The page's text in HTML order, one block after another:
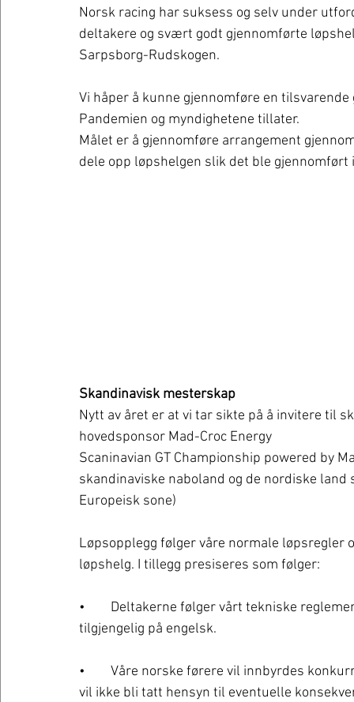
Norsk racing har suksess og selv under
deltakere og svært godt gjennomførte
Sarpsborg-Rudskogen.
Vi håper å kunne gjennomføre en
Pandemien og myndighetene tillater.
Målet er å gjennomføre arrangement
dele opp løpshelgen slik det ble
Skandinavisk mesterskap
Nytt av året er at vi tar sikte på å invitere til
hovedsponsor Mad-Croc Energy
Scaninavian GT Championship powered by
skandinaviske naboland og de nordiske
Europeisk sone)
Løpsopplegg følger våre normale
løpshelg. I tillegg presiseres som følger:
•	Deltakerne følger vårt tekniske reglement for henholdsvis GT+ og GT1. Disse vil bli
tilgjengelig på engelsk.
•	Våre norske førere vil innbyrdes konkurrere om NM tittel i tillegg til det skandinaviske. Det
vil ikke bli tatt hensyn til eventuelle